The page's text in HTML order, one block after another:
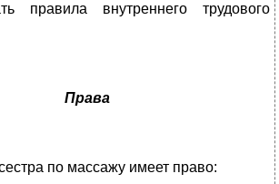
правила внутреннего трудового
Права
по массажу имеет право: